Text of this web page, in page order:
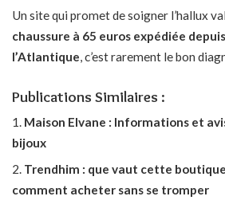
Un site qui promet de soigner l’hallux
chaussure à 65 euros expédiée
l’Atlantique , c’est rarement le bon
Publications Similaires :
Maison Elvane : Informations et
bijoux
Trendhim : que vaut cette
comment acheter sans se tromper